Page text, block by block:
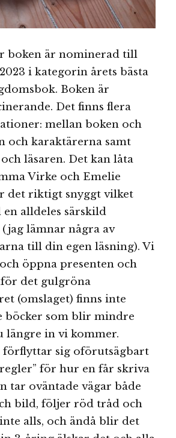
boken är nominerad till
i kategorin årets bästa
Boken är
Det finns flera
mellan boken och
och karaktärerna samt
läsaren. Det kan låta
Virke och Emelie
det riktigt snyggt vilket
alldeles särskild
(jag lämnar några av
till din egen läsning). Vi
öppna presenten och
det gulgröna
(omslaget) finns inte
böcker som blir mindre
längre in vi kommer.
förflyttar sig oförutsägbart
för hur en får skriva
tar oväntade vägar både
bild, följer röd tråd och
alls, och ändå blir det